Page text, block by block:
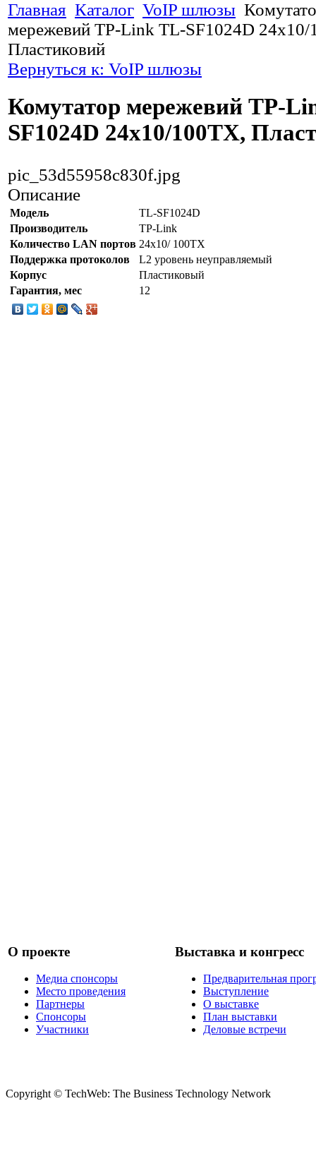
Главная Каталог VoIP шлюзы
мережевий TP-Link TL-SF1024D 24x10/
Пластиковий
Вернуться к: VoIP шлюзы
Комутатор мережевий TP-
SF1024D 24x10/100TX,
pic_53d55958c830f.jpg
Описание
Модель
TL-SF1024D
Производитель
TP-Link
Количество LAN портов 24x10/ 100TX
Поддержка протоколов
L2 уровень неуправляемый
Корпус
Пластиковый
Гарантия, мес
12
О проекте
Медиа спонсоры
Место проведения
Партнеры
Спонсоры
Участники
Выставка и конгресс
Предварительная
Выступление
О выставке
План выставки
Деловые встречи
Copyright © TechWeb: The Business Technology Network